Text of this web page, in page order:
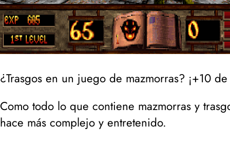
¿Trasgos en un juego de mazmorras? ¡+10
Como todo lo que contiene mazmorras y
hace más complejo y entretenido.